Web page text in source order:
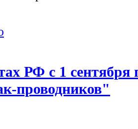
РФ с 1 сентября
проводников"